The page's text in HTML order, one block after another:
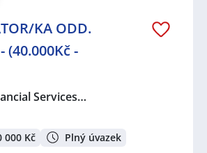
KA ODD.
(40.000Kč -
Services…
000 Kč Plný úvazek